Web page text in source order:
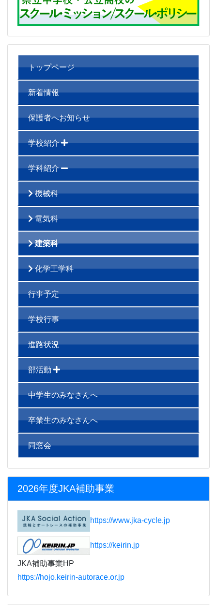
トップページ
新着情報
保護者へお知らせ
学校紹介
学科紹介
機械科
電気科
建築科
化学工学科
行事予定
学校行事
進路状況
部活動
中学生のみなさんへ
卒業生のみなさんへ
同窓会
2026年度JKA補助事業
https://www.jka-cycle.jp
https://keirin.jp
JKA補助事業HP
https://hojo.keirin-autorace.or.jp